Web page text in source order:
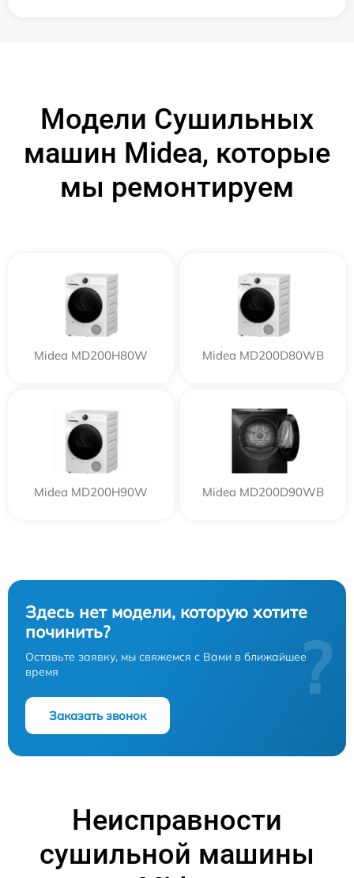
Модели Сушильных
машин Midea, которые
мы ремонтируем
Midea MD200H80W Midea MD200D80WB
Midea MD200H90W Midea MD200D90WB
Здесь нет модели, которую хотите
починить?
Оставьте заявку, мы свяжемся с Вами в ближайшее
время
Заказать звонок
?
Неисправности
сушильной машины